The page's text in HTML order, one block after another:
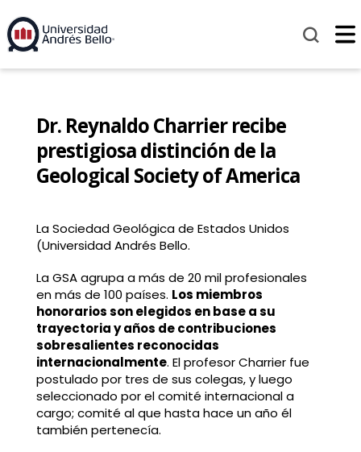
Dr. Reynaldo Charrier recibe
prestigiosa distinción de la
Geological Society of America
La Sociedad Geológica de Estados Unidos
(Universidad Andrés Bello.
La GSA agrupa a más de 20 mil profesionales
en más de 100 países. Los miembros
honorarios son elegidos en base a su
trayectoria y años de contribuciones
sobresalientes reconocidas
internacionalmente. El profesor Charrier fue
postulado por tres de sus colegas, y luego
seleccionado por el comité internacional a
cargo; comité al que hasta hace un año él
también pertenecía.